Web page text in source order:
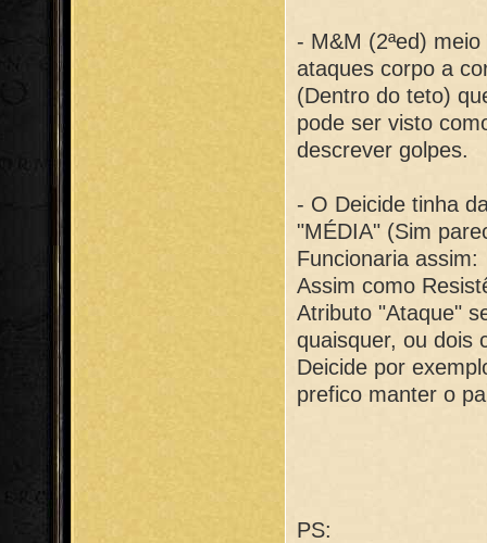
- M&M (2ªed)
ataques corpo a
(Dentro do teto)
pode ser visto
descrever golpes.
- O Deicide tinha
"MÉDIA" (Sim
Funcionaria assim:
Assim como
Atributo "Ataque"
quaisquer, ou dois
Deicide por
prefico manter o
PS: